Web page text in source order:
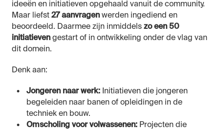
ideeën en initiatieven opgehaald vanuit de community.
Maar liefst 27 aanvragenwerden ingediend en
beoordeeld. Daarmee zijn inmiddels zo een 50
initiatievengestart of in ontwikkeling onder de vlag van
dit domein.
Denk aan:
Jongeren naar werk:Initiatieven die jongeren
begeleiden naar banen of opleidingen in de
techniek en bouw.
Omscholing voor volwassenen:Projecten die